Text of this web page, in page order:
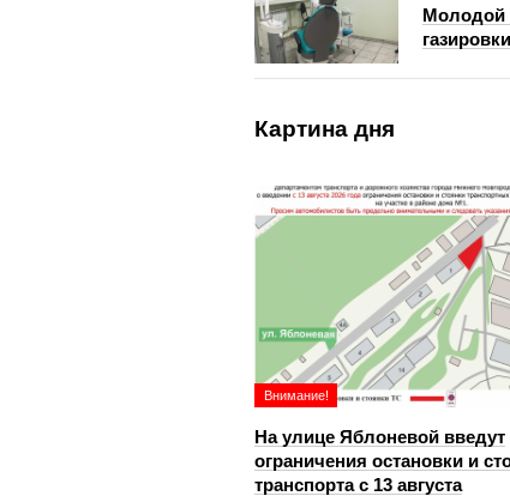
Молодой
газировки
Картина дня
Внимание!
На улице Яблоневой введут
ограничения остановки и
транспорта с 13 августа